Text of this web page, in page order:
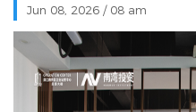
Jun 08, 2026 / 08 am